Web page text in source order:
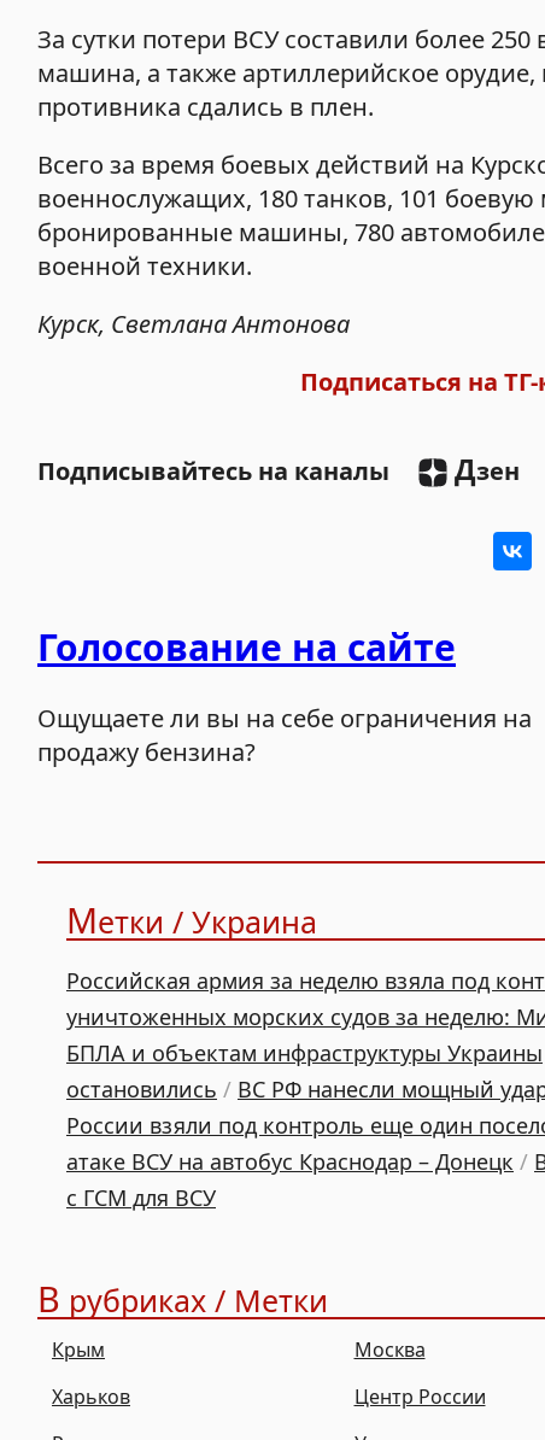
За сутки потери ВСУ составили более
машина, а также артиллерийское
противника сдались в плен.
Всего за время боевых действий на
военнослужащих, 180 танков, 101
бронированные машины, 780
военной техники.
Курск, Светлана Антонова
Подписаться на
Подписывайтесь на каналы Дзен
Голосование на сайте
Ощущаете ли вы на себе ограничения на
продажу бензина?
Метки / Украина
Российская армия за неделю взяла под
уничтоженных морских судов за неделю:
БПЛА и объектам инфраструктуры Украины
остановились / ВС РФ нанесли мощный
России взяли под контроль еще один
атаке ВСУ на автобус Краснодар – Донецк /
с ГСМ для ВСУ
В рубриках / Метки
Крым Москва
Харьков
Центр России